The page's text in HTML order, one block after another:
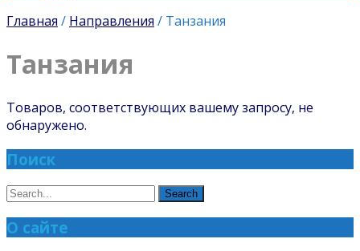
Главная / Направления / Танзания
Танзания
Товаров, соответствующих вашему запросу, не
обнаружено.
Поиск
О сайте